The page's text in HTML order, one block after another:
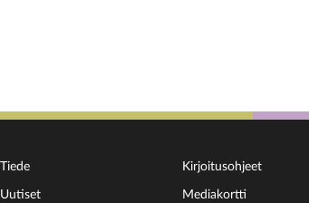
Tiede
Uutiset
Kirjoitusohjeet
Mediakortti